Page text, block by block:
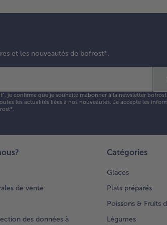
et les nouveautés de bofrost*.
je confirme que je souhaite mabonner à la newsletter
les actualités liées à nos nouveautés. Je accepte les
.
de vente
des données à
Catégories
Glaces
Plats préparés
Poissons & Fruits
Légumes